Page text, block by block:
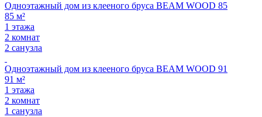
Одноэтажный дом из клееного бруса BEAM WOOD 85
85 м²
1 этажа
2 комнат
2 санузла
Одноэтажный дом из клееного бруса BEAM WOOD 91
91 м²
1 этажа
2 комнат
1 санузла